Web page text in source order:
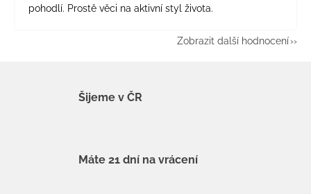
pohodlí. Prostě věci na aktivní styl života.
Zobrazit další hodnocení
Šijeme v ČR
Máte 21 dní na vrácení